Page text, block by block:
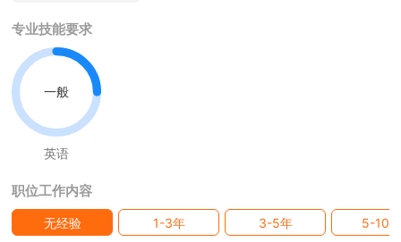
专业技能要求
一般
英语
职位工作内容
无经验 1-3年 3-5年 5-10年